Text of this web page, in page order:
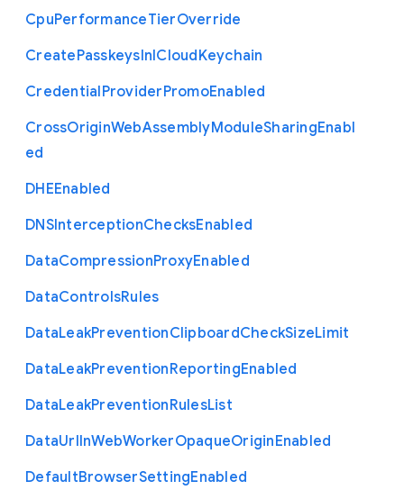
CpuPerformanceTierOverride
CreatePasskeysInICloudKeychain
CredentialProviderPromoEnabled
CrossOriginWebAssemblyModuleSharingEnabl
ed
DHEEnabled
DNSInterceptionChecksEnabled
DataCompressionProxyEnabled
DataControlsRules
DataLeakPreventionClipboardCheckSizeLimit
DataLeakPreventionReportingEnabled
DataLeakPreventionRulesList
DataUrlInWebWorkerOpaqueOriginEnabled
DefaultBrowserSettingEnabled